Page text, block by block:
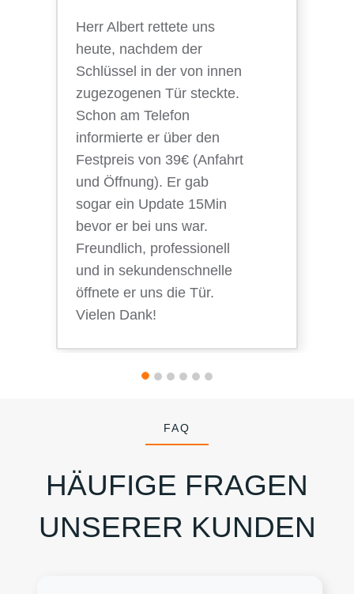
Herr Albert rettete uns
heute, nachdem der
Schlüssel in der von innen
zugezogenen Tür steckte.
Schon am Telefon
informierte er über den
Festpreis von 39€ (Anfahrt
und Öffnung). Er gab
sogar ein Update 15Min
bevor er bei uns war.
Freundlich, professionell
und in sekundenschnelle
öffnete er uns die Tür.
Vielen Dank!
FAQ
HÄUFIGE FRAGEN
UNSERER KUNDEN